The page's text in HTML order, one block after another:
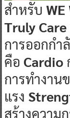
สำหรับ
Truly Care
การออกกำ
คือ Cardio
การทำงาน
แรง
สร้างความ